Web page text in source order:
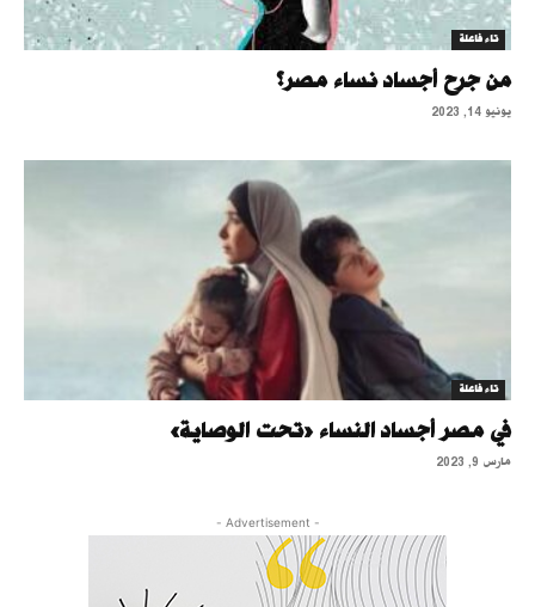
تاء فاعلة
من جرح أجساد نساء مصر؟
يونيو 14, 2023
تاء فاعلة
في مصر أجساد النساء «تحت الوصاية»
مارس 9, 2023
- Advertisement -